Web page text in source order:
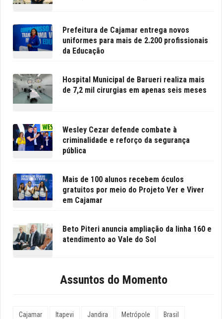
Prefeitura de Cajamar entrega novos
uniformes para mais de 2.200 profissionais
da Educação
Hospital Municipal de Barueri realiza mais
de 7,2 mil cirurgias em apenas seis meses
Wesley Cezar defende combate à
criminalidade e reforço da segurança
pública
Mais de 100 alunos recebem óculos
gratuitos por meio do Projeto Ver e Viver
em Cajamar
Beto Piteri anuncia ampliação da linha 160 e
atendimento ao Vale do Sol
Assuntos do Momento
Cajamar Itapevi Jandira Metrópole Brasil